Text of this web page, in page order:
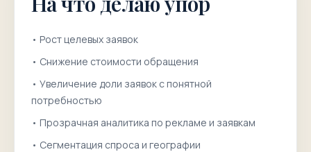
• Рост целевых заявок
• Снижение стоимости обращения
• Увеличение доли заявок с понятной
потребностью
• Прозрачная аналитика по рекламе и заявкам
• Сегментация спроса и географии